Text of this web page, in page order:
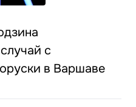
с
в Варшаве